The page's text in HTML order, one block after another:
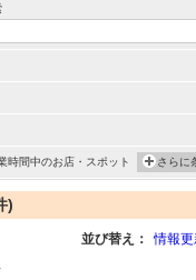
時間中のお店・スポット さらに
)
並び替え： 情報